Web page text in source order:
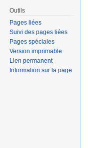
Outils
Pages liées
Suivi des pages liées
Pages spéciales
Version imprimable
Lien permanent
Information sur la page